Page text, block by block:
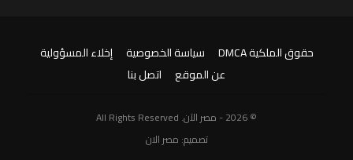
حقوق الملكية DMCA سياسة الخصوصية
إخلاء المسؤولية
عن الموقع
اتصل بنا
© 2026 - مصر الآن. All Rights Reserved
تصميم: مصر الان